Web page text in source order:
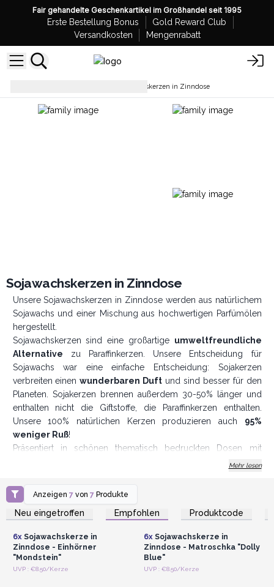
Fair gehandelte Geschenkartikel im Großhandel seit 1995
Erste Bestellung Bonus
Gold Reward Club
Versandkosten
Mengenrabatt
Sojawachskerzen in Zinndose
Sojawachskerzen in Zinndose
Unsere Sojawachskerzen in Zinndose werden aus natürlichem
Sojawachs und einer Mischung aus hochwertigen Parfümölen
hergestellt.
Sojawachskerzen sind eine großartige umweltfreundliche
Alternative zu Paraffinkerzen. Unsere Entscheidung für
Sojawachs war eine einfache Entscheidung: Sojakerzen
verbreiten einenwunderbaren Duft und sind besser für den
Planeten. Sojakerzen brennen außerdem 30-50% länger und
enthalten nicht die Giftstoffe, die Paraffinkerzen enthalten.
Unsere 100% natürlichen Kerzen produzieren auch 95%
weniger Ruß!
Präsentiert in schönen thematisch bedruckten Dosen mit
Header-Tag. Verkauft in einer Schachtel mit 6 Kerzen mit 3
Diese Kerzen haben eine Brenndauer von ca. 23 Stunden.
AWArtisan - Produzent und Großhändler seit 1995
Mehr lesen
Anzeigen7 von7 Produkte
Neu eingetroffen Empfohlen Produktcode
Anmelden oder
Registrieren für
Großhandelspreise
6xSojawachskerze in
Zinndose - Einhörner
"Mondstein"
UVP : €8.50/Kerze
Registrieren für
Großhandelspreise
6xSojawachskerze in
Zinndose - Matroschka "Dolly
Blue"
UVP : €8.50/Kerze
Anmelden oder
Anmelden oder